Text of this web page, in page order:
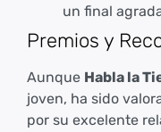
un final
Premios y
Aunque Habla la
joven, ha sido
por su excelente